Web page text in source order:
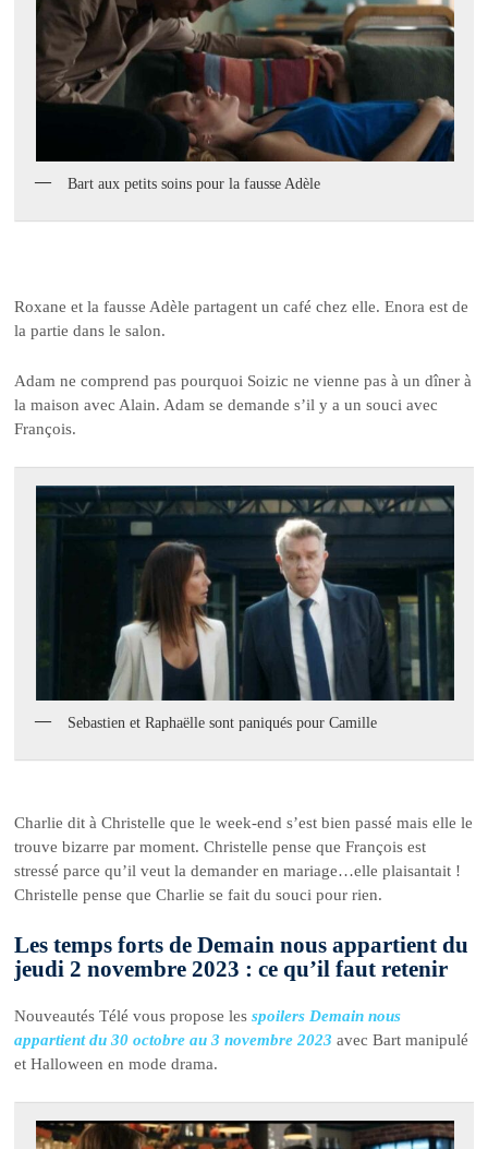
Bart aux petits soins pour la fausse Adèle
Roxane et la fausse Adèle partagent un café chez elle. Enora est de
la partie dans le salon.
Adam ne comprend pas pourquoi Soizic ne vienne pas à un dîner à
la maison avec Alain. Adam se demande s’il y a un souci avec
François.
Sebastien et Raphaëlle sont paniqués pour Camille
Charlie dit à Christelle que le week-end s’est bien passé mais elle le
trouve bizarre par moment. Christelle pense que François est
stressé parce qu’il veut la demander en mariage…elle plaisantait !
Christelle pense que Charlie se fait du souci pour rien.
Les temps forts de Demain nous appartient du
jeudi 2 novembre 2023 : ce qu’il faut retenir
Nouveautés Télé vous propose lesspoilers Demain nous
appartient du 30 octobre au 3 novembre 2023 avec Bart manipulé
et Halloween en mode drama.